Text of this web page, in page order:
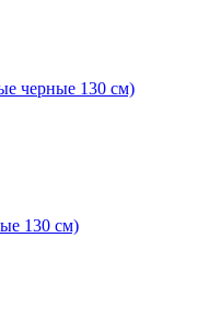
черные 130 см)
130 см)